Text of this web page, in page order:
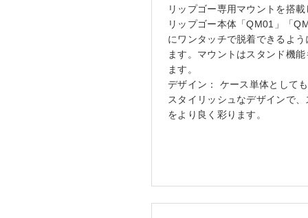
リップゴー専用マウントを搭載
リップゴー本体「QM01」「
にワンタッチで脱着できるよう
ます。マウントはスタンド機能
ます。
デザイン： ケース単体として
スタイリッシュなデザインで、
をより良く彩ります。